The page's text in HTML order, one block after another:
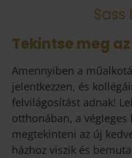
Sass
Tekintse meg
Amennyiben a
jelentkezzen, és
felvilágosítást adnak!
otthonában, a végleges
megtekinteni az új
házhoz viszik és